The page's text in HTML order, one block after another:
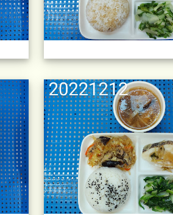
午餐擺盤 (上課日更新-111學年度)